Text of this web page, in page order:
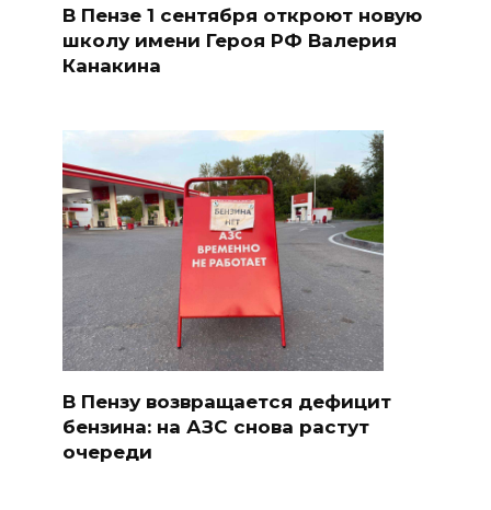
В Пензе 1 сентября откроют новую
школу имени Героя РФ Валерия
Канакина
В Пензу возвращается дефицит
бензина: на АЗС снова растут
очереди